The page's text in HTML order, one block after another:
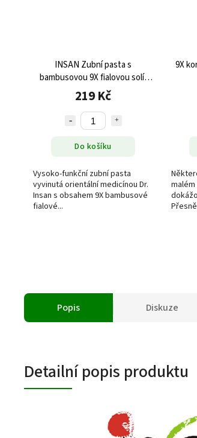
INSAN Zubní pasta s
bambusovou 9X fialovou solí,
160 g
219 Kč
Do košíku
Vysoko-funkční zubní pasta
vyvinutá orientální medicínou Dr.
Insan s obsahem 9X bambusové
fialové...
9X
Popis Diskuze
Detailní popis produktu